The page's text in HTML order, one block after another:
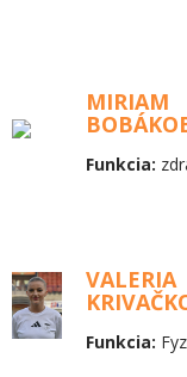
MIRIAM
Funkcia:
VALERIA
Funkcia: